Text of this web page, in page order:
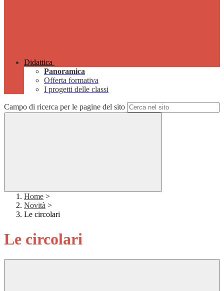
Didattica
Panoramica
Offerta formativa
I progetti delle classi
Campo di ricerca per le pagine del sito
Home >
Novità >
Le circolari
Le circolari